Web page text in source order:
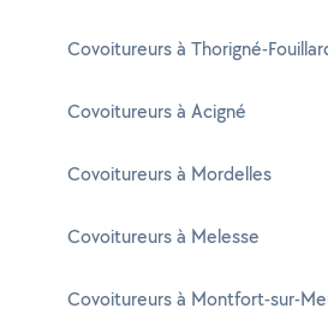
Covoitureurs à Thorigné-
Covoitureurs à Acigné
Covoitureurs à Mordelles
Covoitureurs à Melesse
Covoitureurs à Montfort-sur-